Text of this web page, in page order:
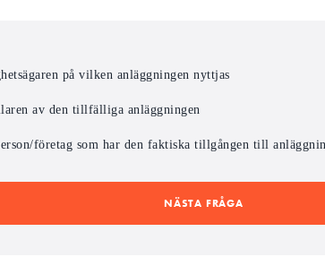
på vilken anläggningen nyttjas
av den tillfälliga anläggningen
företag som har den faktiska tillgången till
NÄSTA FRÅGA